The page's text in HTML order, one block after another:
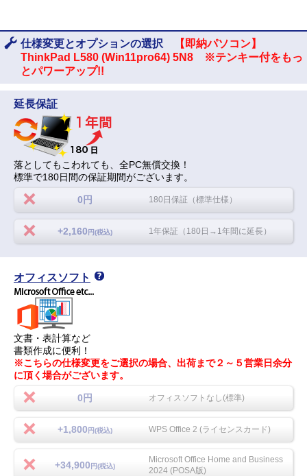
仕様変更とオプションの選択
【即納パソコン】
ThinkPad L580 (Win11pro64) 5N8 ※テンキー付をもっ
とパワーアップ!!
延長保証
落としてもこわれても、全PC無償交換！
標準で180日間の保証期間がございます。
0円 180日保証（標準仕様）
+2,160 円(税込) 1年保証（180日→1年間に延長）
オフィスソフト
文書・表計算など
書類作成に便利！
※こちらの仕様変更をご選択の場合、出荷まで２～５営業日余分
に頂く場合がございます。
0円 オフィスソフトなし(標準)
+1,800 円(税込) WPS Office 2 (ライセンスカード)
+34,900 円(税込)
Microsoft Office Home and Business
2024 (POSA版)